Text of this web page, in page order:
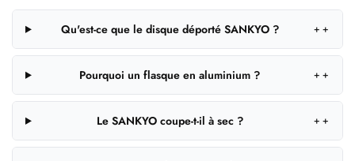
Qu'est-ce que le disque déporté SANKYO ? ＋
Pourquoi un flasque en aluminium ? ＋
Le SANKYO coupe-t-il à sec ? ＋